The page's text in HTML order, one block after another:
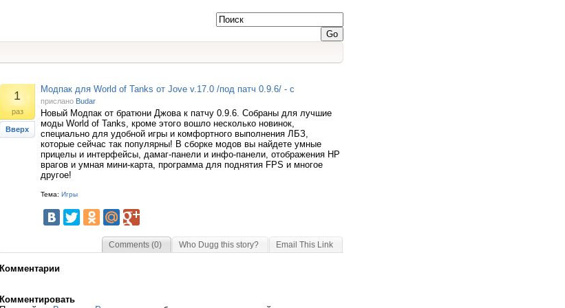
1
раз
Вверх
Модпак для World of Tanks от Jove v.17.0 /под патч 0.9.6/ - с
прислано Budar
Новый Модпак от братюни Джова к патчу 0.9.6. Собраны для лучшие
моды World of Tanks, кроме этого вошло несколько новинок,
специально для удобной игры и комфортного выполнения ЛБЗ,
которые сейчас так популярны! В сборке модов вы найдете умные
прицелы и интерфейсы, дамаг-панели и инфо-панели, отображения HP
врагов и умная мини-карта, программа для поднятия FPS и многое
другое!
Тема: Игры
Comments (0) Who Dugg this story? Email This Link
Комментарии
Комментировать